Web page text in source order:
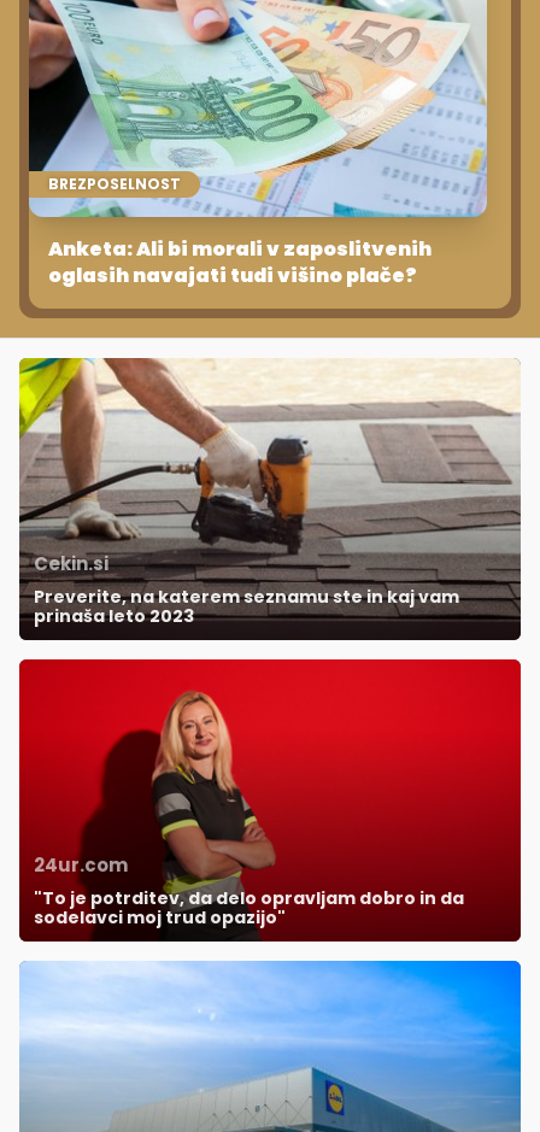
BREZPOSELNOST
Anketa: Ali bi morali v zaposlitvenih
oglasih navajati tudi višino plače?
Cekin.si
Preverite, na katerem seznamu ste in kaj vam
prinaša leto 2023
24ur.com
"To je potrditev, da delo opravljam dobro in da
sodelavci moj trud opazijo"